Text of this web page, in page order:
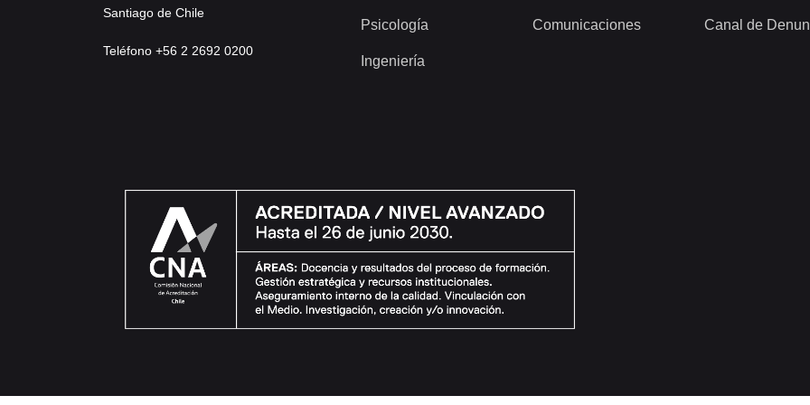
Santiago de Chile
Teléfono +56 2 2692 0200
Psicología
Ingeniería
Comunicaciones Canal de